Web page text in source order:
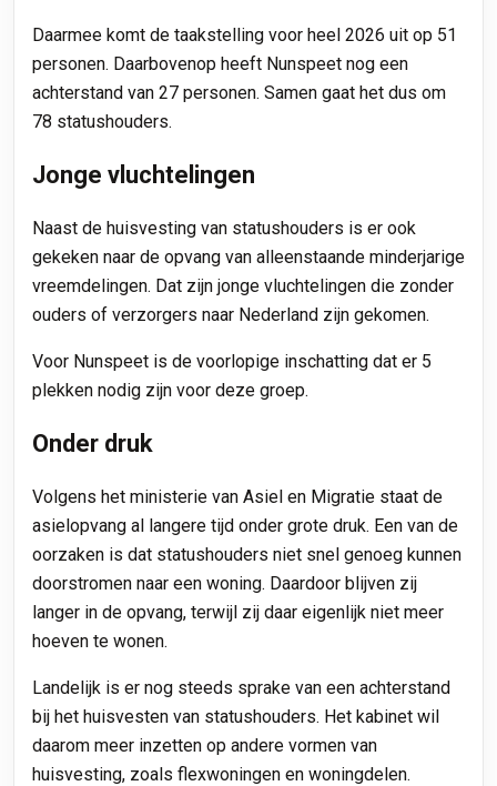
Daarmee komt de taakstelling voor heel 2026 uit op 51
personen. Daarbovenop heeft Nunspeet nog een
achterstand van 27 personen. Samen gaat het dus om
78 statushouders.
Jonge vluchtelingen
Naast de huisvesting van statushouders is er ook
gekeken naar de opvang van alleenstaande minderjarige
vreemdelingen. Dat zijn jonge vluchtelingen die zonder
ouders of verzorgers naar Nederland zijn gekomen.
Voor Nunspeet is de voorlopige inschatting dat er 5
plekken nodig zijn voor deze groep.
Onder druk
Volgens het ministerie van Asiel en Migratie staat de
asielopvang al langere tijd onder grote druk. Een van de
oorzaken is dat statushouders niet snel genoeg kunnen
doorstromen naar een woning. Daardoor blijven zij
langer in de opvang, terwijl zij daar eigenlijk niet meer
hoeven te wonen.
Landelijk is er nog steeds sprake van een achterstand
bij het huisvesten van statushouders. Het kabinet wil
daarom meer inzetten op andere vormen van
huisvesting, zoals flexwoningen en woningdelen.